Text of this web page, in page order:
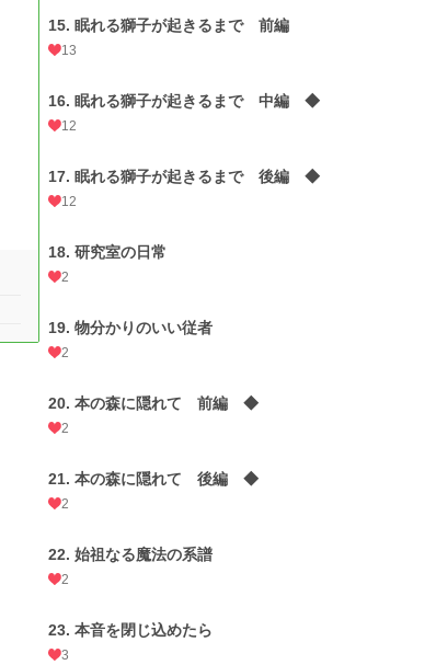
15. 眠れる獅子が起きるまで 前編
13
16. 眠れる獅子が起きるまで 中編 ◆
12
17. 眠れる獅子が起きるまで 後編 ◆
12
18. 研究室の日常
2
19. 物分かりのいい従者
2
20. 本の森に隠れて 前編 ◆
2
21. 本の森に隠れて 後編 ◆
2
22. 始祖なる魔法の系譜
2
23. 本音を閉じ込めたら
3